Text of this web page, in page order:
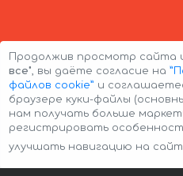
Авторские права © 2026
Продолжив просмотр сайта
все", вы даёте согласие на
файлов cookie” и
браузере куки-файлы
нам получать больше
регистрировать
улучшать навигацию на